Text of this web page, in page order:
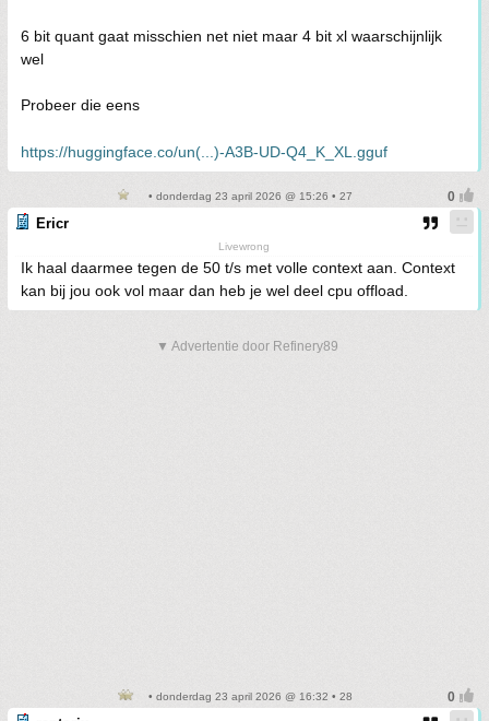
6 bit quant gaat misschien net niet maar 4 bit xl waarschijnlijk
wel
Probeer die eens
https://huggingface.co/un(...)-A3B-UD-Q4_K_XL.gguf
• donderdag 23 april 2026 @ 15:26 • 27
Ericr
Livewrong
Ik haal daarmee tegen de 50 t/s met volle context aan. Context
kan bij jou ook vol maar dan heb je wel deel cpu offload.
▼ Advertentie door Refinery89
• donderdag 23 april 2026 @ 16:32 • 28